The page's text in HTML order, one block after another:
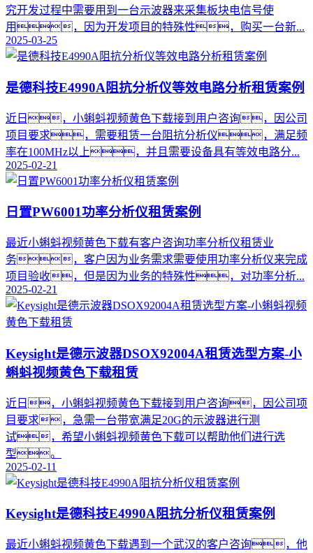
究开发过程中需要用到一台示波器来采集板块电信号使
用，因为开发项目的特殊性，购买一台新...
2025-03-25
是德科技E4990A阻抗分析仪等效电路分析租赁案例
​近日，小蝌蚪视频黄色下载接到用户咨询，因公司
项目要求，需要租赁一台阻抗分析仪，满足频
率在100MHz以上，并且需要设备具有等效电路分...
2025-02-21
日置PW6001功率分析仪租赁案例
最近小蝌蚪视频黄色下载有客户咨询功率分析仪租赁业
务，客户因为业务需求需要使用功率分析仪来完成
项目验收，但是因为业务的特殊性，对功率分析...
2025-02-21
Keysight是德示波器DSOX92004A租赁选型方案-小
蝌蚪视频黄色下载租赁
​近日，小蝌蚪视频黄色下载接到用户咨询，因公司项
目要求，急需一台带宽满足20G的示波器进行测
试，希望小蝌蚪视频黄色下载可以帮助他们进行选
型。
2025-02-11
Keysight是德科技E4990A阻抗分析仪租赁案例
最近小蝌蚪视频黄色下载遇到一个武汉的客户咨询，他